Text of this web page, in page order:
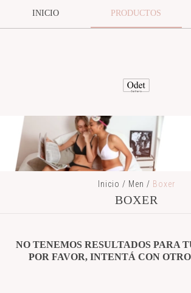
INICIO PRODUCTOS
Inicio / Men / Boxer
BOXER
NO TENEMOS RESULTADOS PARA
POR FAVOR, INTENTÁ CON